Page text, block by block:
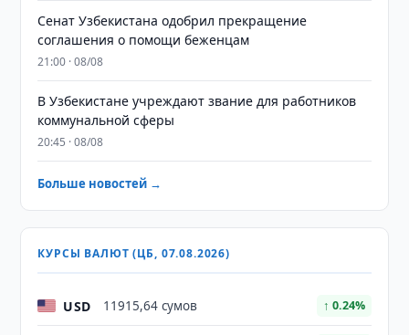
Сенат Узбекистана одобрил прекращение
соглашения о помощи беженцам
21:00 · 08/08
В Узбекистане учреждают звание для работников
коммунальной сферы
20:45 · 08/08
Больше новостей →
КУРСЫ ВАЛЮТ (ЦБ, 07.08.2026)
USD 11915,64 сумов ↑ 0.24%